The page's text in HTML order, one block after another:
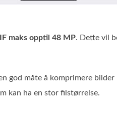
maks opptil 48 MP. Dette vil
god måte å komprimere
kan ha en stor filstørrelse.